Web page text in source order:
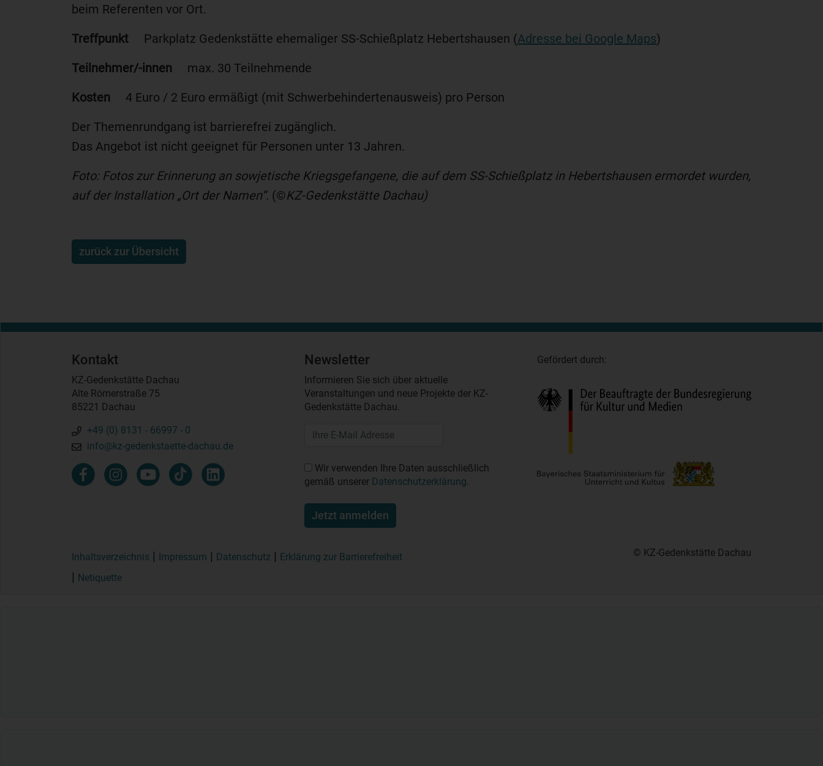
beim Referenten vor Ort.
Treffpunkt Parkplatz Gedenkstätte ehemaliger SS-Schießplatz Hebertshausen (Adresse bei Google Maps)
Teilnehmer/-innen max. 30 Teilnehmende
Kosten
4 Euro / 2 Euro ermäßigt (mit Schwerbehindertenausweis) pro Person
Der Themenrundgang ist barrierefrei zugänglich.
Das Angebot ist nicht geeignet für Personen unter 13 Jahren.
Foto: Fotos zur Erinnerung an sowjetische Kriegsgefangene, die auf dem SS-Schießplatz in Hebertshausen ermordet wurden,
auf der Installation „Ort der Namen“. (©KZ-Gedenkstätte Dachau)
zurück zur Übersicht
Kontakt
KZ-Gedenkstätte Dachau
Alte Römerstraße 75
85221 Dachau
+49 (0) 8131 - 66997 - 0
info@kz-gedenkstaette-dachau.de
Newsletter
Informieren Sie sich über aktuelle
Veranstaltungen und neue Projekte der KZ-
Gedenkstätte Dachau.
Wir verwenden Ihre Daten ausschließlich
gemäß unserer Datenschutzerklärung.
Jetzt anmelden
Gefördert durch:
Inhaltsverzeichnis Impressum Datenschutz
Erklärung zur Barrierefreiheit
Netiquette
© KZ-Gedenkstätte Dachau